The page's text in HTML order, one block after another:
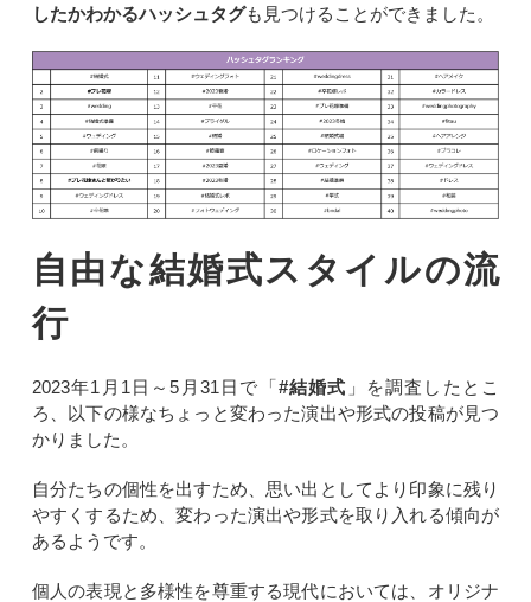
したかわかるハッシュタグも見つけることができました。
自由な結婚式スタイルの流
行
2023年1月1日～5月31日で「#結婚式 」を調査したとこ
ろ、以下の様なちょっと変わった演出や形式の投稿が見つ
かりました。
自分たちの個性を出すため、思い出としてより印象に残り
やすくするため、変わった演出や形式を取り入れる傾向が
あるようです。
個人の表現と多様性を尊重する現代においては、オリジナ